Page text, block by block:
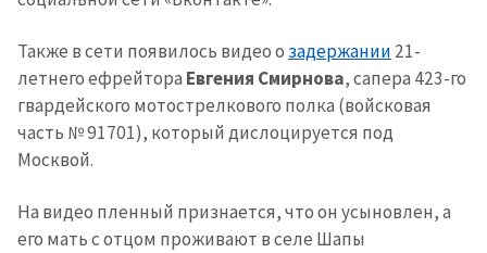
Также в сети появилось видео о задержании 21-
летнего ефрейтора Евгения Смирнова, сапера 423-го
гвардейского мотострелкового полка (войсковая
часть № 91701), который дислоцируется под
Москвой.
На видео пленный признается, что он усыновлен, а
его мать с отцом проживают в селе Шапы